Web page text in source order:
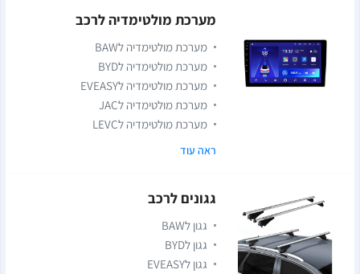
מערכת מולטימדיה לרכב
מערכת מולטימדיה לBAW
מערכת מולטימדיה לBYD
מערכת מולטימדיה לEVEASY
מערכת מולטימדיה לJAC
מערכת מולטימדיה לLEVC
ראה עוד
גגונים לרכב
גגון לBAW
גגון לBYD
גגון לEVEASY